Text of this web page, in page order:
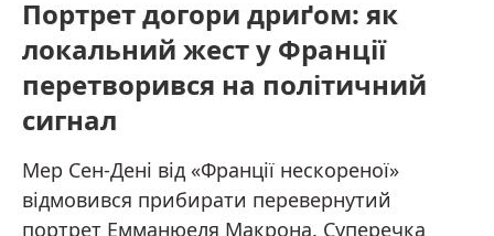
Портрет догори дриґом: як
локальний жест у Франції
перетворився на політичний
сигнал
Мер Сен-Дені від «Франції нескореної»
відмовився прибирати перевернутий
портрет Емманюеля Макрона. Суперечка